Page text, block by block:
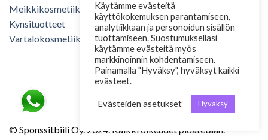
Meikkikosmetiikka
Kynsituotteet
Vartalokosmetiikka
© Sponssitbiili Oy. 2024. Kaikki oikeudet pidätetään.
Käytämme evästeitä
käyttökokemuksen parantamiseen,
analytiikkaan ja personoidun sisällön
tuottamiseen. Suostumuksellasi
käytämme evästeitä myös
markkinoinnin kohdentamiseen.
Painamalla "Hyväksy", hyväksyt kaikki
evästeet.
Evästeiden asetukset Hyväksy